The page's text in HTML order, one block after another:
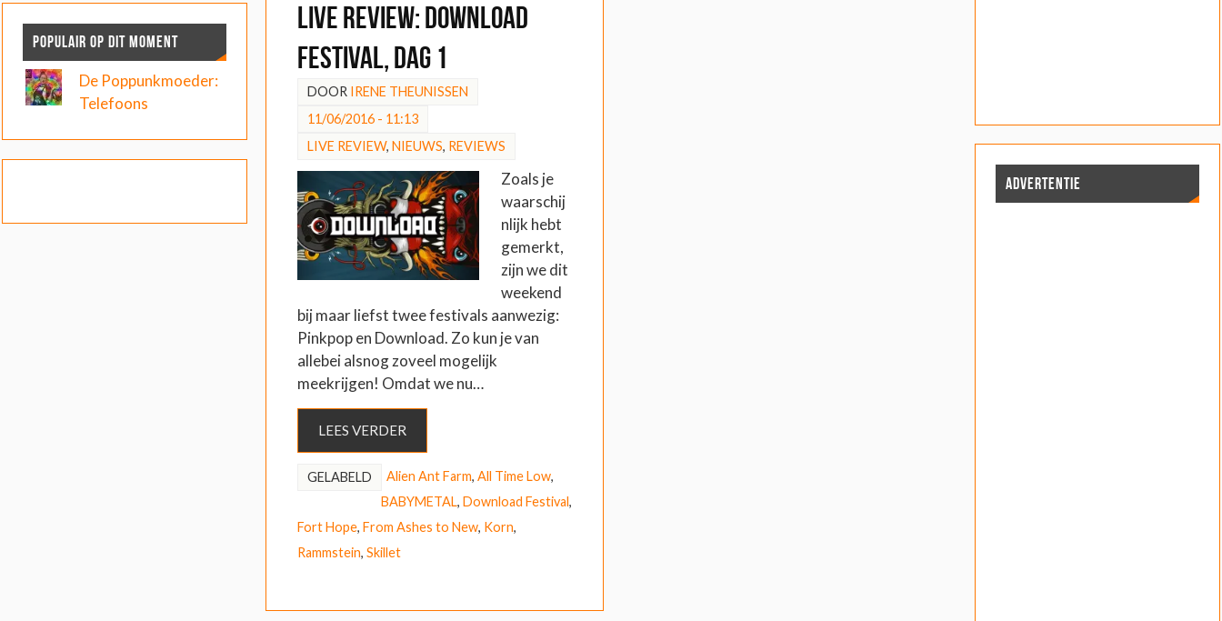
LIVE REVIEW: Download
Festival, dag 1
DOOR IRENE THEUNISSEN
11/06/2016 - 11:13
LIVE REVIEW, NIEUWS, REVIEWS
Zoals je
waarschij
nlijk hebt
gemerkt,
zijn we dit
weekend
bij maar liefst twee festivals aanwezig:
Pinkpop en Download. Zo kun je van
allebei alsnog zoveel mogelijk
meekrijgen! Omdat we nu…
LEES VERDER
GELABELD Alien Ant Farm, All Time Low,
BABYMETAL, Download Festival,
Fort Hope, From Ashes to New, Korn,
Rammstein, Skillet
POPULAIR OP DIT MOMENT
De Poppunkmoeder:
Telefoons
ADVERTENTIE